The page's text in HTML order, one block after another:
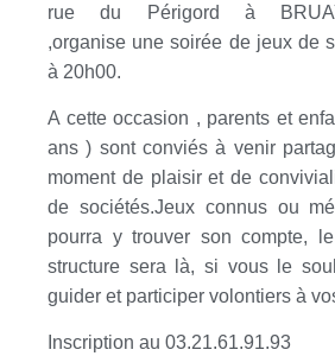
rue du Périgord à BRUAY-
,organise une soirée de jeux de
à 20h00.
A cette occasion , parents et
ans ) sont conviés à venir
moment de plaisir et de
de sociétés.Jeux connus ou
pourra y trouver son compte,
structure sera là, si vous le
guider et participer volontiers à
Inscription au 03.21.61.91.93